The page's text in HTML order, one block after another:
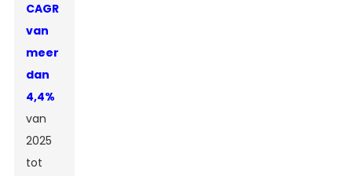
CAGR
van
meer
dan
4,4%
van
2025
tot